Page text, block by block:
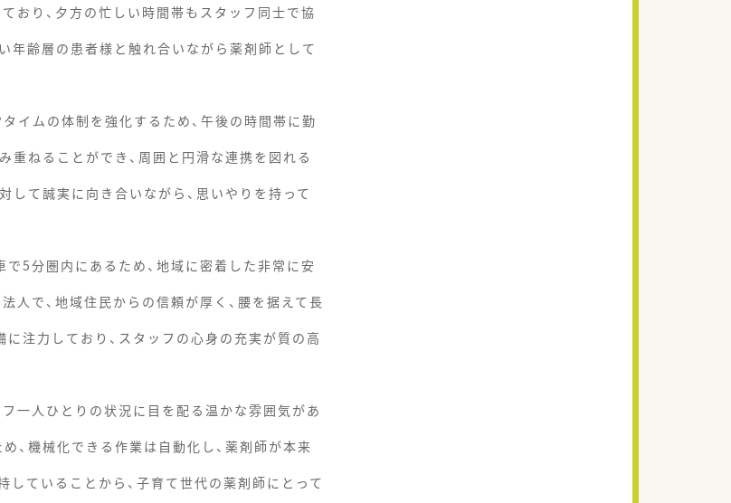
り、夕方の忙しい時間帯もスタッフ同士で協
年齢層の患者様と触れ合いながら薬剤師として
イムの体制を強化するため、午後の時間帯に勤
ねることができ、周囲と円滑な連携を図れる
て誠実に向き合いながら、思いやりを持って
5分圏内にあるため、地域に密着した非常に安
で、地域住民からの信頼が厚く、腰を据えて長
注力しており、スタッフの心身の充実が質の高
一人ひとりの状況に目を配る温かな雰囲気があ
機械化できる作業は自動化し、薬剤師が本来
ていることから、子育て世代の薬剤師にとって